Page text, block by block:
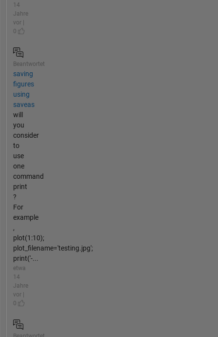
14
Jahre
vor |
0
Beantwortet
saving
figures
using
saveas
will
you
consider
to
use
one
command
print
?
For
example
,
plot(1:10);
plot_filename='testing.jpg';
print('-...
etwa
14
Jahre
vor |
0